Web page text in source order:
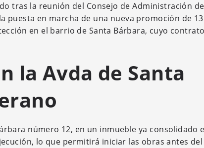
tras la reunión del Consejo de Administración
puesta en marcha de una nueva promoción de 13
en el barrio de Santa Bárbara, cuyo
la Avda de Santa
número 12, en un inmueble ya consolidado
lo que permitirá iniciar las obras antes del